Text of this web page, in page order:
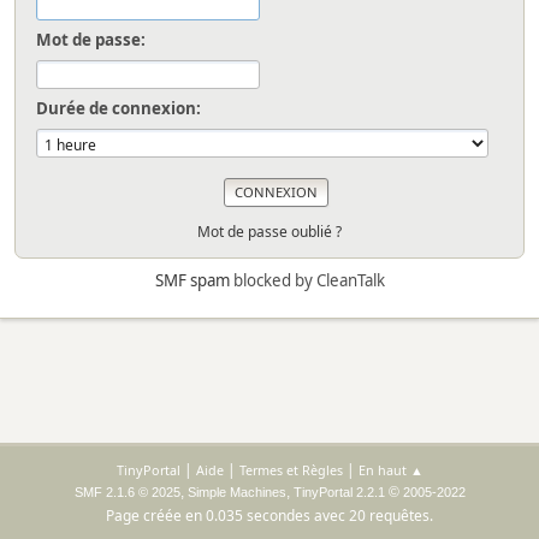
Mot de passe:
Durée de connexion:
Mot de passe oublié ?
SMF spamblocked by CleanTalk
TinyPortal | Aide| Termes et Règles| En haut ▲
SMF 2.1.6 © 2025, Simple Machines, TinyPortal 2.2.1© 2005-2022
Page créée en 0.035 secondes avec 20 requêtes.